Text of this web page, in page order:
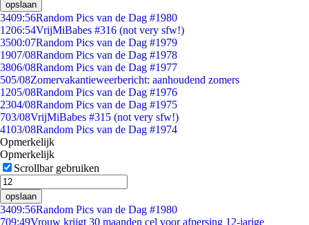
opslaan
3409:56Random Pics van de Dag #1980
1206:54VrijMiBabes #316 (not very sfw!)
3500:07Random Pics van de Dag #1979
1907/08Random Pics van de Dag #1978
3806/08Random Pics van de Dag #1977
505/08Zomervakantieweerbericht: aanhoudend zomers
1205/08Random Pics van de Dag #1976
2304/08Random Pics van de Dag #1975
703/08VrijMiBabes #315 (not very sfw!)
4103/08Random Pics van de Dag #1974
Opmerkelijk
Opmerkelijk
Scrollbar gebruiken
opslaan
3409:56Random Pics van de Dag #1980
709:49Vrouw krijgt 30 maanden cel voor afpersing 12-jarige